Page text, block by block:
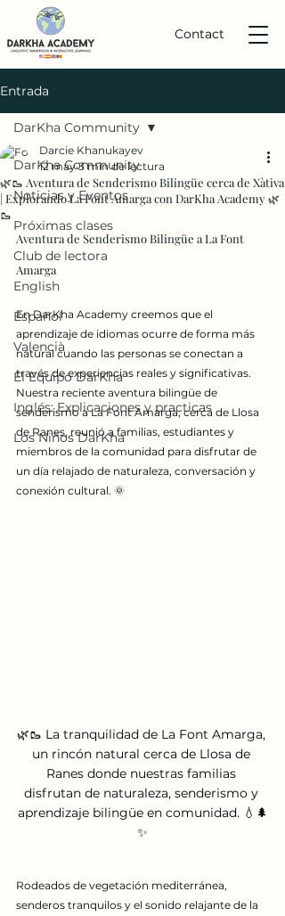
Contact
Entrada
DarKha Community
Noticias y Eventos
Próximas clases
Club de lectora
English
Español
Valencià
El Equipo DarKha
Inglés: Explicaciones y practicas
Los Niños DarKha
DarKha Community
🌿🥾 Aventura de Senderismo Bilingüe cerca de Xàtiva
| Explorando La Font Amarga con DarKha Academy 🌿
🥾
Darcie Khanukayev
12 may 3 min de lectura
Aventura de Senderismo Bilingüe a La Font
Amarga
En DarKha Academy creemos que el
aprendizaje de idiomas ocurre de forma más
natural cuando las personas se conectan a
través de experiencias reales y significativas.
Nuestra reciente aventura bilingüe de
senderismo a La Font Amarga, cerca de Llosa
de Ranes, reunió a familias, estudiantes y
miembros de la comunidad para disfrutar de
un día relajado de naturaleza, conversación y
conexión cultural. 🌞
🌿🥾 La tranquilidad de La Font Amarga,
un rincón natural cerca de Llosa de
Ranes donde nuestras familias
disfrutan de naturaleza, senderismo y
aprendizaje bilingüe en comunidad. 💧🌲
✨
Rodeados de vegetación mediterránea,
senderos tranquilos y el sonido relajante de la